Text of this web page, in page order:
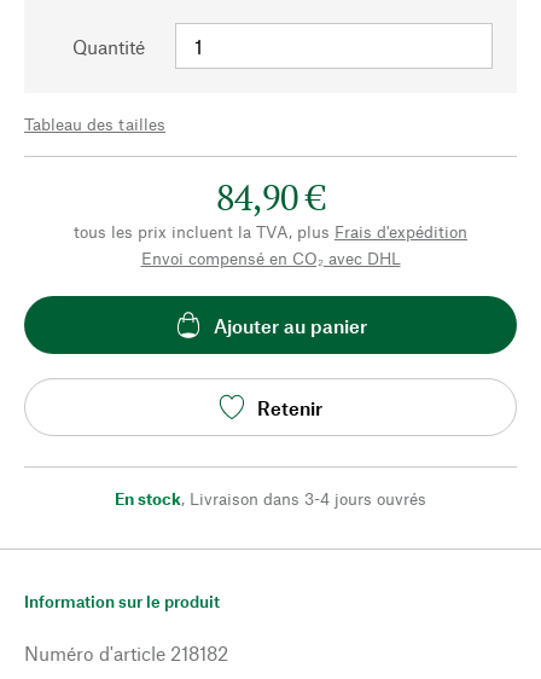
Quantité
Tableau des tailles
84,90 €
tous les prix incluent la TVA, plus Frais d'expédition
Envoi compensé en CO₂ avec DHL
Ajouter au panier
Retenir
En stock, Livraison dans 3-4 jours ouvrés
Information sur le produit
Numéro d'article 218182